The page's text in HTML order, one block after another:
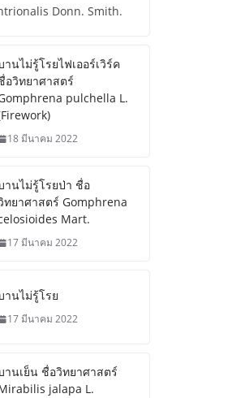
Donn. Smith.
านไม่รู้โรยไฟเออร์เวิร์ค
อวิทยาศาสตร์
pulchella L.
18 มีนาคม 2022
านไม่รู้โรยป่า ชื่อ
ทยาศาสตร์ Gomphrena
Mart.
17 มีนาคม 2022
านไม่รู้โรย
17 มีนาคม 2022
านเย็น ชื่อวิทยาศาสตร์
jalapa L.